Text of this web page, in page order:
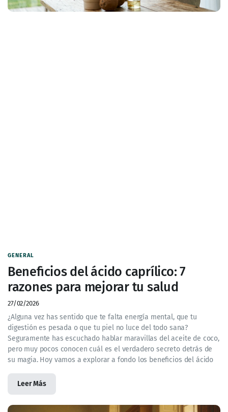
GENERAL
Beneficios del ácido caprílico: 7
razones para mejorar tu salud
27/02/2026
¿Alguna vez has sentido que te falta energía mental, que tu
digestión es pesada o que tu piel no luce del todo sana?
Seguramente has escuchado hablar maravillas del aceite de coco,
pero muy pocos conocen cuál es el verdadero secreto detrás de
su magia. Hoy vamos a explorar a fondo los beneficios del ácido
Leer Más